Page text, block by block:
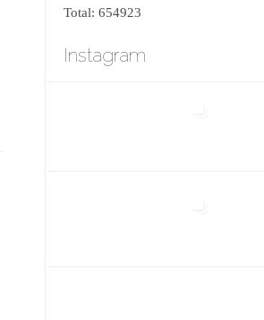
Total: 654923
Instagram